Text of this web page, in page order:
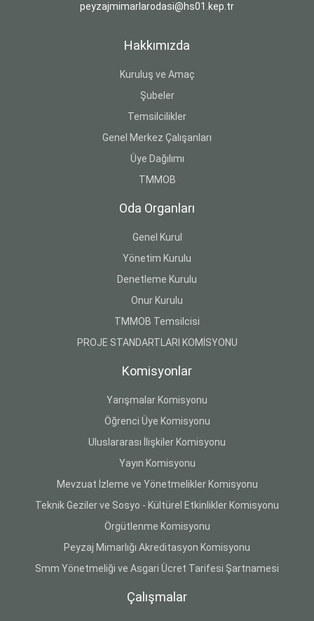
peyzajmimarlarodasi@hs01.kep.tr
Hakkımızda
Kuruluş ve Amaç
Şubeler
Temsilcilikler
Genel Merkez Çalışanları
Üye Dağılımı
TMMOB
Oda Organları
Genel Kurul
Yönetim Kurulu
Denetleme Kurulu
Onur Kurulu
TMMOB Temsilcisi
PROJE STANDARTLARI KOMİSYONU
Komisyonlar
Yarışmalar Komisyonu
Öğrenci Üye Komisyonu
Uluslararası İlişkiler Komisyonu
Yayın Komisyonu
Mevzuat İzleme ve Yönetmelikler Komisyonu
Teknik Geziler ve Sosyo - Kültürel Etkinlikler Komisyonu
Örgütlenme Komisyonu
Peyzaj Mimarlığı Akreditasyon Komisyonu
Smm Yönetmeliği ve Asgari Ücret Tarifesi Şartnamesi
Çalışmalar